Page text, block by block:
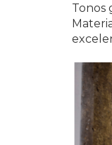
Tonos